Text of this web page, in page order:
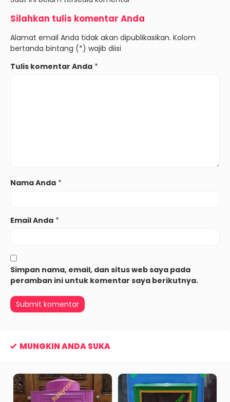
Silahkan tulis komentar Anda
Alamat email Anda tidak akan dipublikasikan. Kolom
bertanda bintang (*) wajib diisi
Tulis komentar Anda *
Nama Anda *
Email Anda *
Simpan nama, email, dan situs web saya pada
peramban ini untuk komentar saya berikutnya.
MUNGKIN ANDA SUKA